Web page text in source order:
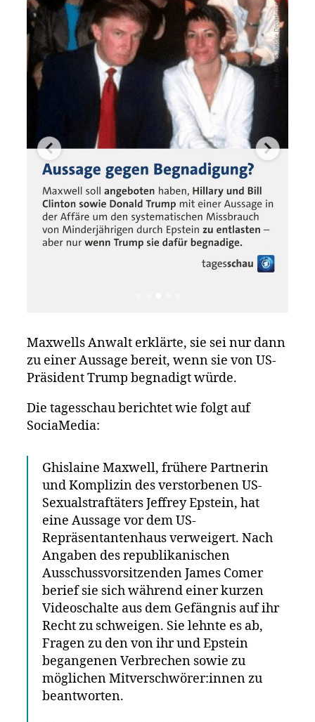
Maxwells Anwalt erklärte, sie sei nur dann
zu einer Aussage bereit, wenn sie von US-
Präsident Trump begnadigt würde.
Die tagesschau berichtet wie folgt auf
SociaMedia:
Ghislaine Maxwell, frühere Partnerin
und Komplizin des verstorbenen US-
Sexualstraftäters Jeffrey Epstein, hat
eine Aussage vor dem US-
Repräsentantenhaus verweigert. Nach
Angaben des republikanischen
Ausschussvorsitzenden James Comer
berief sie sich während einer kurzen
Videoschalte aus dem Gefängnis auf ihr
Recht zu schweigen. Sie lehnte es ab,
Fragen zu den von ihr und Epstein
begangenen Verbrechen sowie zu
möglichen Mitverschwörer:innen zu
beantworten.